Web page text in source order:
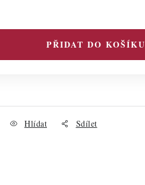
PŘIDAT DO KOŠÍKU
Hlídat Sdílet